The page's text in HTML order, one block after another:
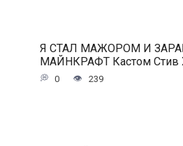
Я СТАЛ МАЖОРОМ И
МАЙНКРАФТ Кастом Стив
0 239